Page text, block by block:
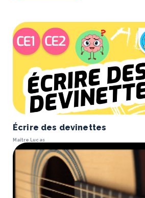
Écrire des devinettes
Maître Lucas